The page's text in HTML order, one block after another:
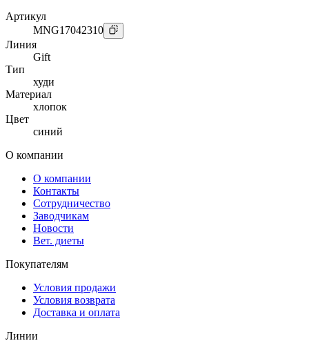
Артикул
MNG17042310
Линия
Gift
Тип
худи
Материал
хлопок
Цвет
синий
О компании
О компании
Контакты
Сотрудничество
Заводчикам
Новости
Вет. диеты
Покупателям
Условия продажи
Условия возврата
Доставка и оплата
Линии